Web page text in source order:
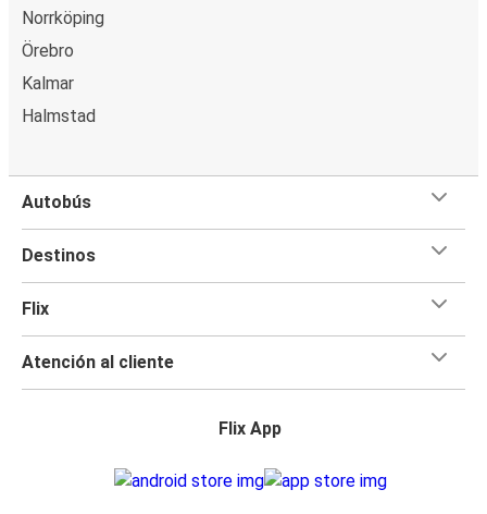
Norrköping
Örebro
Kalmar
Halmstad
Autobús
Destinos
Flix
Atención al cliente
Flix App